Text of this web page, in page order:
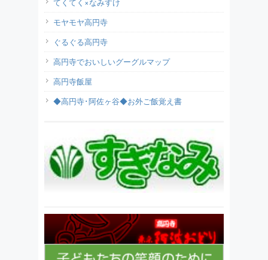
モヤモヤ高円寺
ぐるぐる高円寺
高円寺でおいしいグーグルマップ
高円寺飯屋
◆高円寺･阿佐ヶ谷◆お外ご飯覚え書